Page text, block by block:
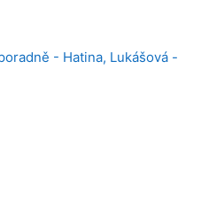
- Hatina, Lukášová -